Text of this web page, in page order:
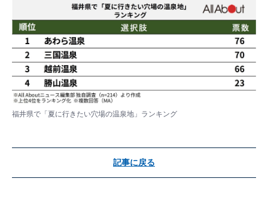
福井県で「夏に行きたい穴場の温泉地」ランキング
記事に戻る